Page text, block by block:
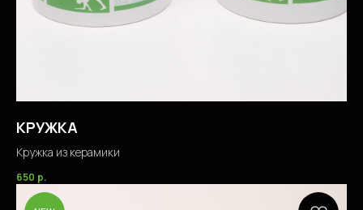
КРУЖКА
Кружка из керамики
650 р.